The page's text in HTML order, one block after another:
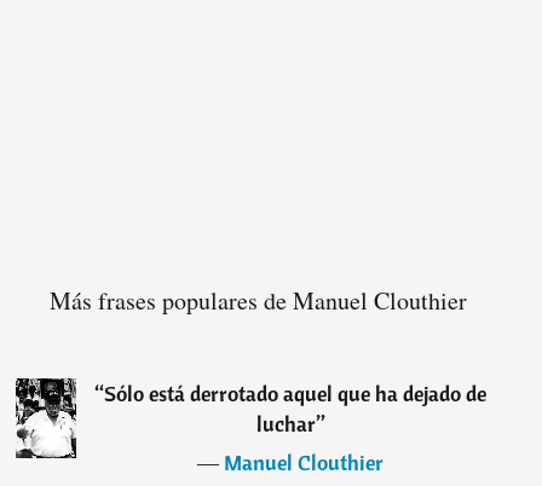
Más frases populares de Manuel Clouthier
“Sólo está derrotado aquel que ha dejado de
luchar”
―Manuel Clouthier